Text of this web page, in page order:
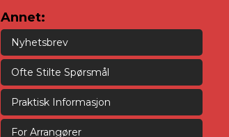
Annet:
Nyhetsbrev
Ofte Stilte Spørsmål
Praktisk Informasjon
For Arrangører